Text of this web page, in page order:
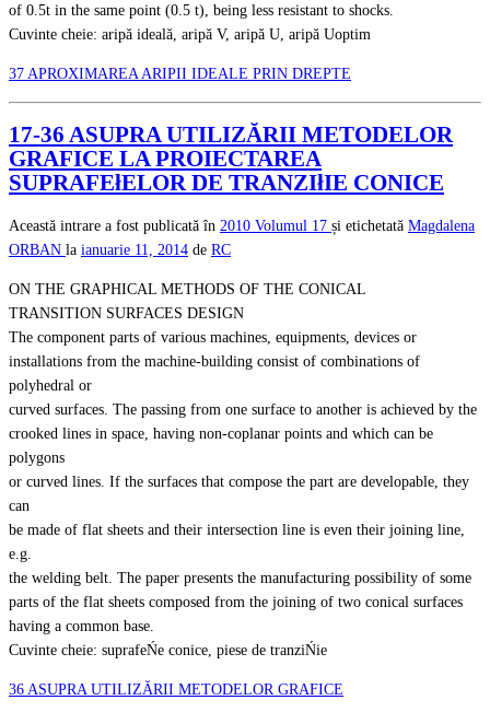
of 0.5t in the same point (0.5 t), being less resistant to shocks.
Cuvinte cheie: aripă ideală, aripă V, aripă U, aripă Uoptim
37 APROXIMAREA ARIPII IDEALE PRIN DREPTE
17-36 ASUPRA UTILIZĂRII METODELOR
GRAFICE LA PROIECTAREA
SUPRAFEłELOR DE TRANZIłIE CONICE
Această intrare a fost publicată în 2010 Volumul 17 și etichetată Magdalena
ORBAN la ianuarie 11, 2014 de RC
ON THE GRAPHICAL METHODS OF THE CONICAL
TRANSITION SURFACES DESIGN
The component parts of various machines, equipments, devices or
installations from the machine-building consist of combinations of
polyhedral or
curved surfaces. The passing from one surface to another is achieved by the
crooked lines in space, having non-coplanar points and which can be
polygons
or curved lines. If the surfaces that compose the part are developable, they
can
be made of flat sheets and their intersection line is even their joining line,
e.g.
the welding belt. The paper presents the manufacturing possibility of some
parts of the flat sheets composed from the joining of two conical surfaces
having a common base.
Cuvinte cheie: suprafeŃe conice, piese de tranziŃie
36 ASUPRA UTILIZĂRII METODELOR GRAFICE